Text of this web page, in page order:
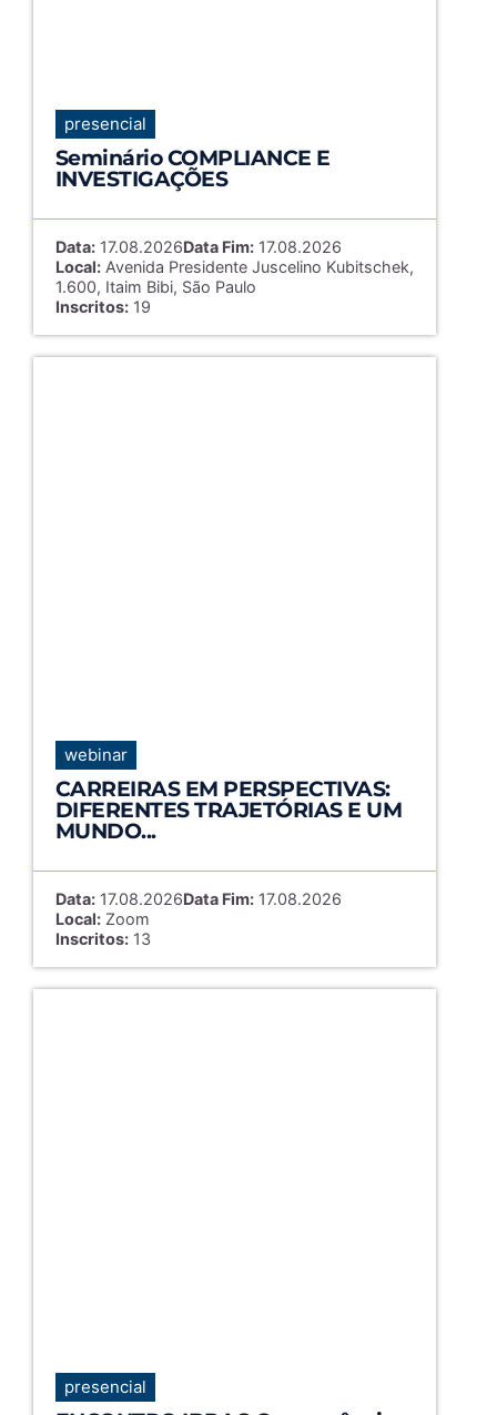
presencial
Seminário COMPLIANCE E
INVESTIGAÇÕES
Data:17.08.2026Data Fim:17.08.2026
Local:Avenida Presidente Juscelino Kubitschek,
1.600, Itaim Bibi, São Paulo
Inscritos:19
webinar
CARREIRAS EM PERSPECTIVAS:
DIFERENTES TRAJETÓRIAS E UM
MUNDO...
Data:17.08.2026Data Fim:17.08.2026
Local:Zoom
Inscritos:13
presencial